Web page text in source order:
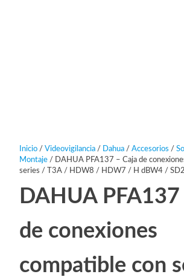
Inicio/ Videovigilancia/ Dahua/ Accesorios /
Montaje/ DAHUA PFA137 – Caja de
series / T3A / HDW8 / HDW7 / H dBW4 /
DAHUA PFA137
de conexiones
compatible con